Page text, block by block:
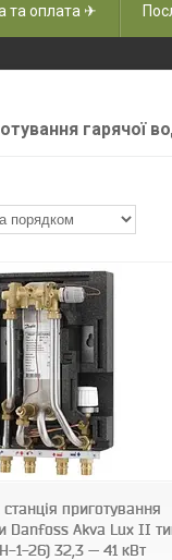
та оплата ✈
гарячої
приготування
Danfoss Akva Lux II
1-26) 32,3 — 41 кВт